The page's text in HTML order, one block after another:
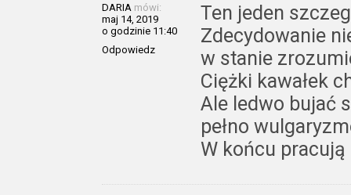
DARIA mówi:
maj 14, 2019
o godzinie 11:40
Odpowiedz
Ten jeden
Zdecydowanie
w stanie
Ciężki kawałek
Ale ledwo bujać
pełno
W końcu